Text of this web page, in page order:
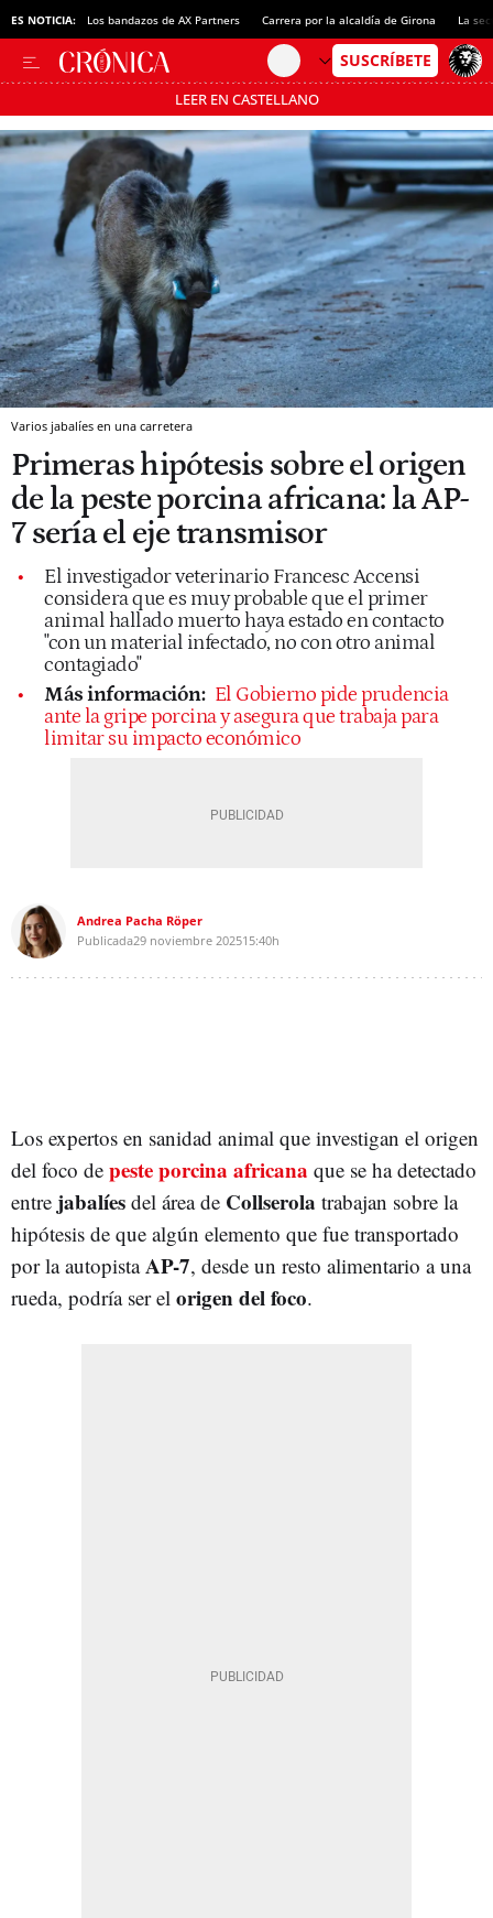
ES NOTICIA: Los bandazos de AX Partners Carrera por la alcaldía de Girona La
LEER EN CASTELLANO
Pásate al MODO AHORRO
Varios jabalíes en una carretera
Primeras hipótesis sobre el origen
de la peste porcina africana: la AP-
7 sería el eje transmisor
El investigador veterinario Francesc Accensi
considera que es muy probable que el primer
animal hallado muerto haya estado en contacto
"con un material infectado, no con otro animal
contagiado"
Más información: El Gobierno pide prudencia
ante la gripe porcina y asegura que trabaja para
limitar su impacto económico
Andrea Pacha Röper
Publicada29 noviembre 202515:40h
Los expertos en sanidad animal que investigan el origen
del foco de peste porcina africana que se ha detectado
entre jabalíes del área de Collserola trabajan sobre la
hipótesis de que algún elemento que fue transportado
por la autopistaAP-7, desde un resto alimentario a una
rueda, podría ser el origen del foco.